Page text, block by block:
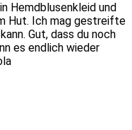
Hemdblusenkleid und
Hut. Ich mag gestreifte
Gut, dass du noch
es endlich wieder